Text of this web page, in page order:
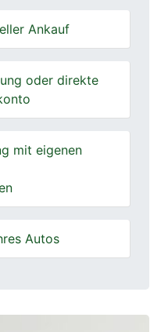
Ankauf
oder direkte
mit eigenen
Autos